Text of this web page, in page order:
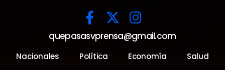
quepasasvprensa@gmail.com
Nacionales Política Economía Salud